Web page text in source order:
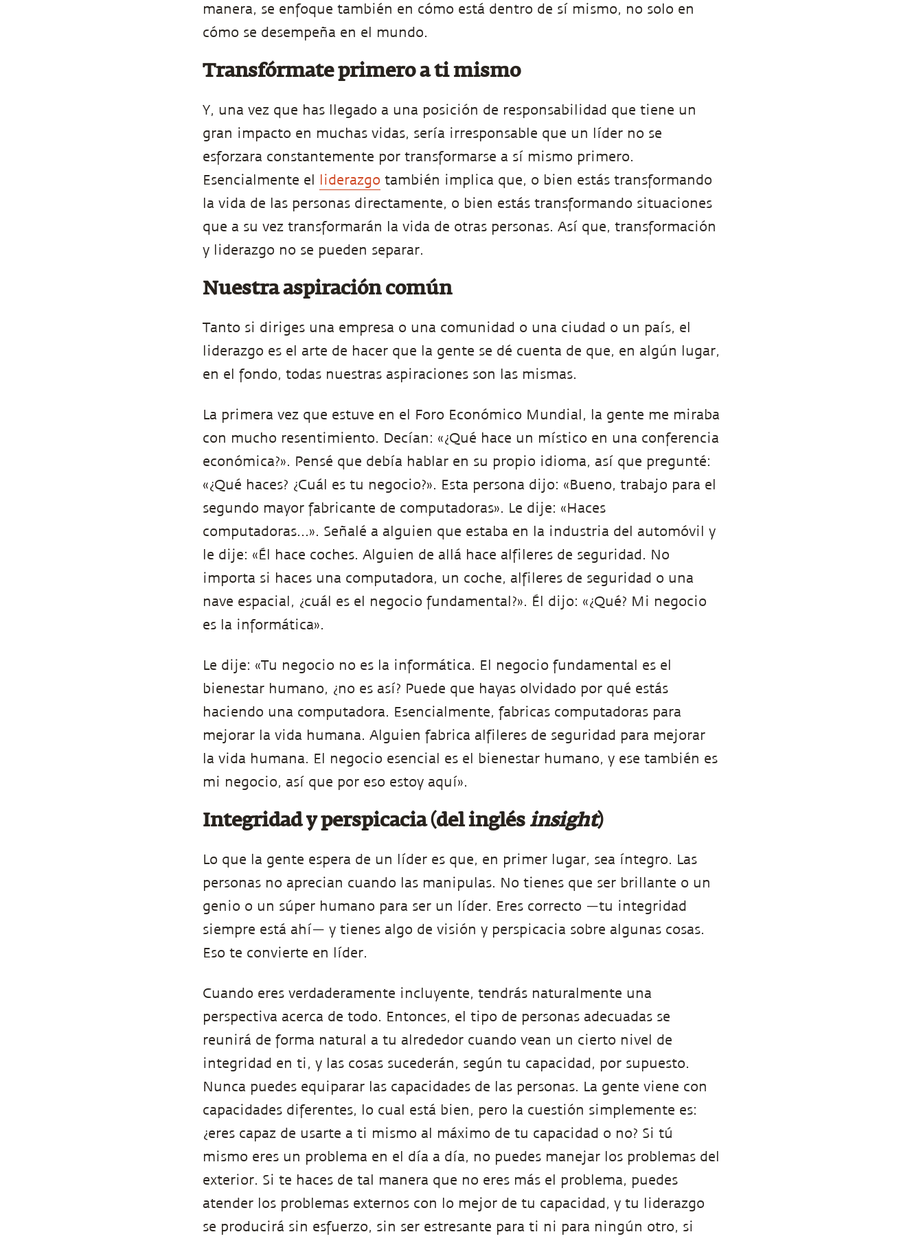
manera, se enfoque también en cómo está dentro de sí mismo, no solo en
cómo se desempeña en el mundo.
Transfórmate primero a ti mismo
Y, una vez que has llegado a una posición de responsabilidad que tiene un
gran impacto en muchas vidas, sería irresponsable que un líder no se
esforzara constantemente por transformarse a sí mismo primero.
Esencialmente el
liderazgo también implica que, o bien estás transformando
la vida de las personas directamente, o bien estás transformando situaciones
que a su vez transformarán la vida de otras personas. Así que, transformación
y liderazgo no se pueden separar.
Nuestra aspiración común
Tanto si diriges una empresa o una comunidad o una ciudad o un país, el
liderazgo es el arte de hacer que la gente se dé cuenta de que, en algún lugar,
en el fondo, todas nuestras aspiraciones son las mismas.
La primera vez que estuve en el Foro Económico Mundial, la gente me miraba
con mucho resentimiento. Decían: «¿Qué hace un místico en una conferencia
económica?». Pensé que debía hablar en su propio idioma, así que pregunté:
«¿Qué haces? ¿Cuál es tu negocio?». Esta persona dijo: «Bueno, trabajo para el
segundo mayor fabricante de computadoras». Le dije: «Haces
computadoras...». Señalé a alguien que estaba en la industria del automóvil y
le dije: «Él hace coches. Alguien de allá hace alfileres de seguridad. No
importa si haces una computadora, un coche, alfileres de seguridad o una
nave espacial, ¿cuál es el negocio fundamental?». Él dijo: «¿Qué? Mi negocio
es la informática».
Le dije: «Tu negocio no es la informática. El negocio fundamental es el
bienestar humano, ¿no es así? Puede que hayas olvidado por qué estás
haciendo una computadora. Esencialmente, fabricas computadoras para
mejorar la vida humana. Alguien fabrica alfileres de seguridad para mejorar
la vida humana. El negocio esencial es el bienestar humano, y ese también es
mi negocio, así que por eso estoy aquí».
Integridad y perspicacia (del inglés insight)
Lo que la gente espera de un líder es que, en primer lugar, sea íntegro. Las
personas no aprecian cuando las manipulas. No tienes que ser brillante o un
genio o un súper humano para ser un líder. Eres correcto —tu integridad
siempre está ahí— y tienes algo de visión y perspicacia sobre algunas cosas.
Eso te convierte en líder.
Cuando eres verdaderamente incluyente, tendrás naturalmente una
perspectiva acerca de todo. Entonces, el tipo de personas adecuadas se
reunirá de forma natural a tu alrededor cuando vean un cierto nivel de
integridad en ti, y las cosas sucederán, según tu capacidad, por supuesto.
Nunca puedes equiparar las capacidades de las personas. La gente viene con
capacidades diferentes, lo cual está bien, pero la cuestión simplemente es:
¿eres capaz de usarte a ti mismo al máximo de tu capacidad o no? Si tú
mismo eres un problema en el día a día, no puedes manejar los problemas del
exterior. Si te haces de tal manera que no eres más el problema, puedes
atender los problemas externos con lo mejor de tu capacidad, y tu liderazgo
se producirá sin esfuerzo, sin ser estresante para ti ni para ningún otro, si